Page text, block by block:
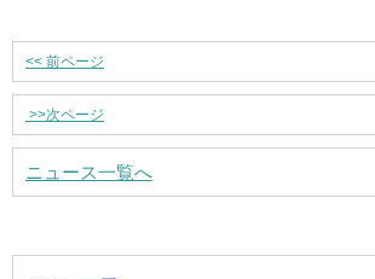
<< 前ページ
>>次ページ
ニュース一覧へ